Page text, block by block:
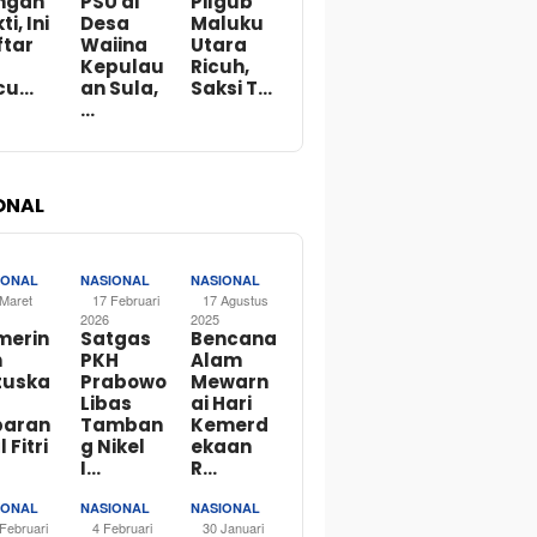
Ini
Desa
Waiina
Kepulau
an Sula,
…
Maluku
Utara
Ricuh,
Saksi T…
Fitri
NASIONAL
17 Februari
2026
Satgas
PKH
Prabowo
Libas
Tamban
g Nikel
I…
NASIONAL
17 Agustus
2025
Bencana
Alam
Mewarn
ai Hari
Kemerd
ekaan
R…
NASIONAL
4 Februari
NASIONAL
30 Januari